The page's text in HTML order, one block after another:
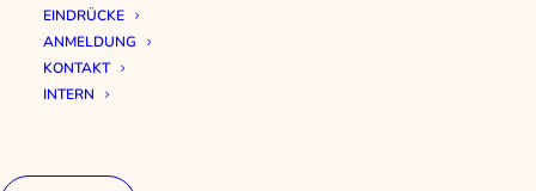
EINDRÜCKE
ANMELDUNG
KONTAKT
INTERN